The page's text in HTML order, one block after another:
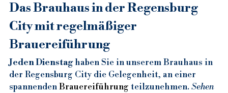
Bayerische Küche Regensburg
Deutsche Küche Regensburg
Gutes Restaurant Regensburg
Regensburg City Restaurant
Restaurant in Regensburg
Restaurant RGB Innenstadt
Ristorante Regensburg
Lokale in Regensburg
Uriges Wirtshaus Regensburg
RGB Tourist Information
Tourismus Regensburg
Gruppenreise Regensburg
Altstadt Regensburg
Das Brauhaus in der Regensburg
City mit regelmäßiger
Brauereiführung
Jeden Dienstag haben Sie in unserem Brauhaus in
der Regensburg City die Gelegenheit, an einer
spannenden Brauereiführung teilzunehmen. Sehen